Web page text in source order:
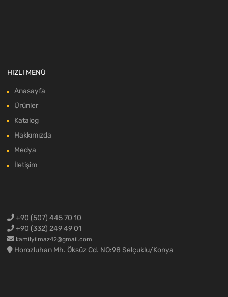
HIZLI MENÜ
Anasayfa
Ürünler
Katalog
Hakkımızda
Medya
İletişim
+90 (507) 445 70 10
+90 (332) 249 49 01
kamilyilmaz42@gmail.com
Horozluhan Mh. Öksüz Cd. NO:98 Selçuklu/Konya